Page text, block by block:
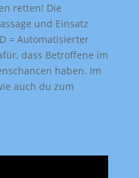
retten! Die
und Einsatz
= Automatisierter
dass Betroffene im
haben. Im
auch du zum